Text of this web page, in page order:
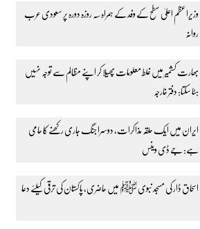
وزیراعظم اعلیٰ سطح کے وفد کے ہمراہ سہ روزہ دورہ پر سعودی عرب
روانہ
بھارت کشمیر میں غلط معلومات پھیلا کر اپنے مظالم سے توجہ نہیں
ہٹا سکتا: دفتر خارجہ
ایران میں ایک حلقہ مذاکرات، دوسرا جنگ جاری رکھنے کا حامی
ہے: جے ڈی وینس
اسحاق ڈار کی مسجد نبوی ﷺ میں حاضری، پاکستان کی ترقی کیلئے دعا